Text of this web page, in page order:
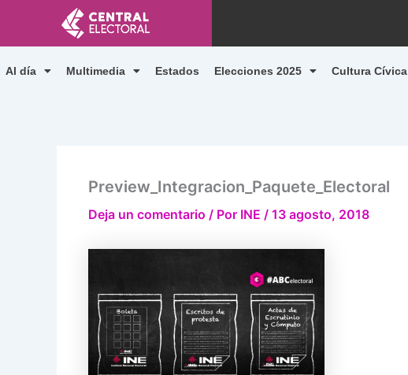
contenido
Al día Multimedia Estados Elecciones 2025 Cultura Cívica
Preview_Integracion_Paquete_Electoral
Deja un comentario / Por INE / 13 agosto, 2018